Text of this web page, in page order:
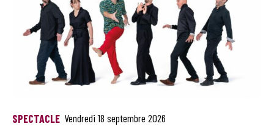
SPECTACLE Vendredi 18 septembre 2026